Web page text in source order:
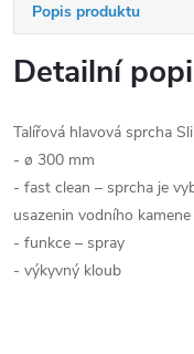
Popis produktu
Detailní
Talířová hlavová sprcha
- ø 300 mm
- fast clean – sprcha je
usazenin vodního kamene
- funkce – spray
- výkyvný kloub